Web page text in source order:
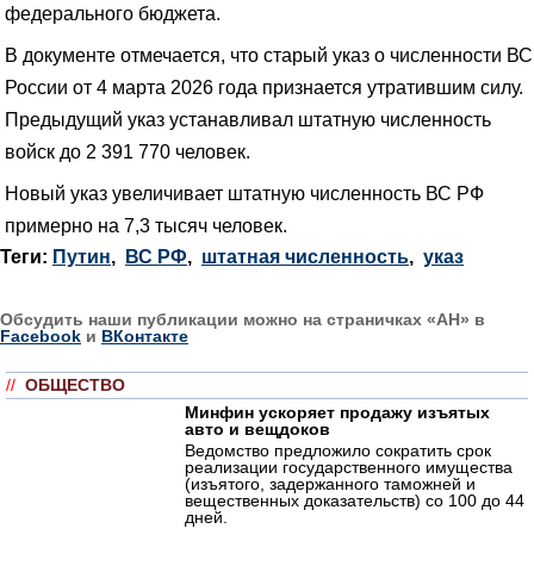
федерального бюджета.
В документе отмечается, что старый указ о численности ВС
России от 4 марта 2026 года признается утратившим силу.
Предыдущий указ устанавливал штатную численность
войск до 2 391 770 человек.
Новый указ увеличивает штатную численность ВС РФ
примерно на 7,3 тысяч человек.
Теги: Путин, ВС РФ, штатная численность, указ
Обсудить наши публикации можно на страничках «АН» в
Facebook и ВКонтакте
// ОБЩЕСТВО
Минфин ускоряет продажу изъятых
авто и вещдоков
Ведомство предложило сократить срок
реализации государственного имущества
(изъятого, задержанного таможней и
вещественных доказательств) со 100 до 44
дней.